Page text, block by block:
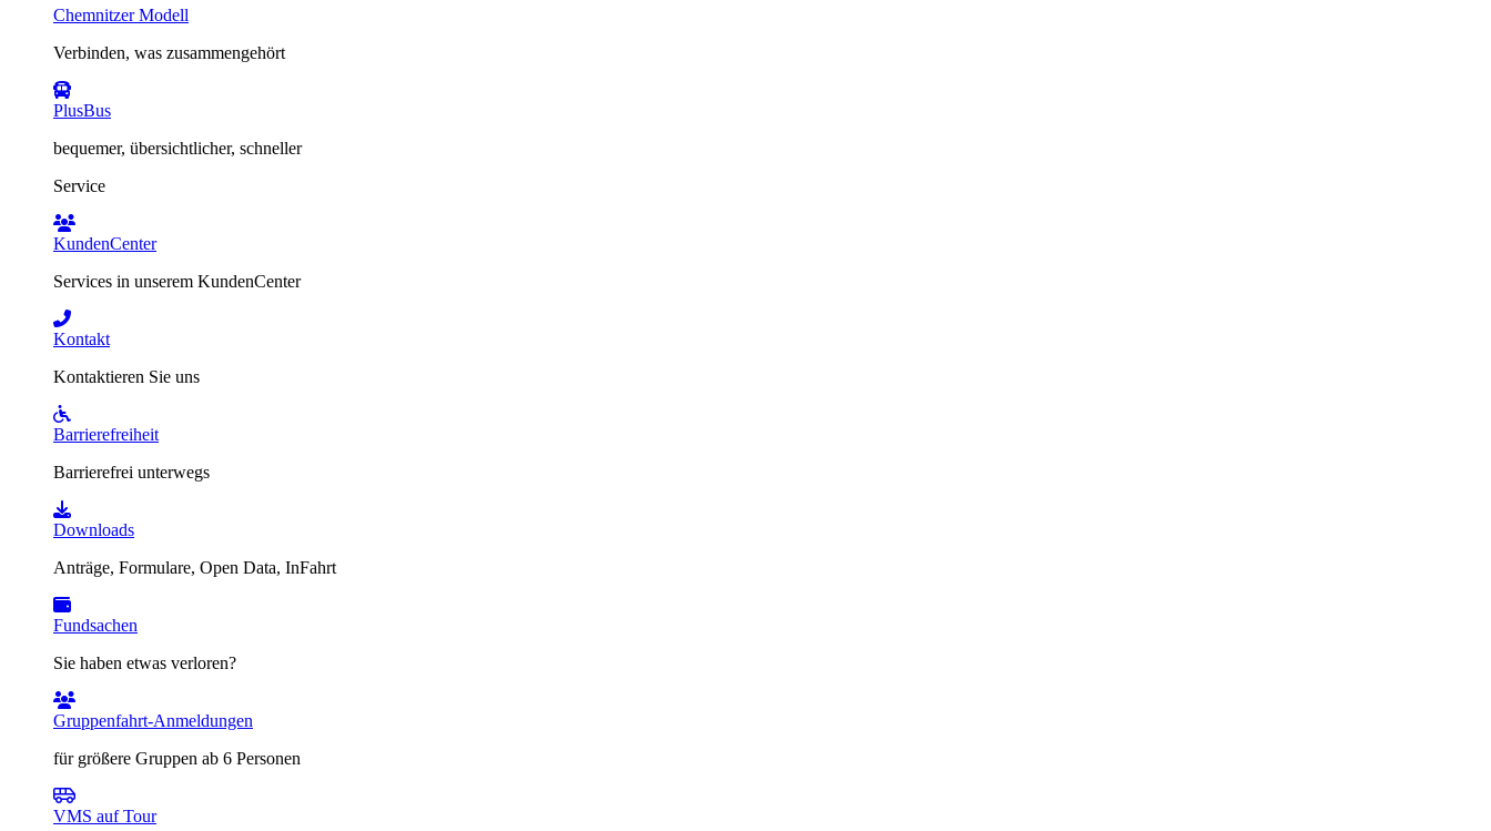
Chemnitzer Modell
Verbinden, was zusammengehört
PlusBus
bequemer, übersichtlicher, schneller
Service
KundenCenter
Services in unserem KundenCenter
Kontakt
Kontaktieren Sie uns
Barrierefreiheit
Barrierefrei unterwegs
Downloads
Anträge, Formulare, Open Data, InFahrt
Fundsachen
Sie haben etwas verloren?
Gruppenfahrt-Anmeldungen
für größere Gruppen ab 6 Personen
VMS auf Tour